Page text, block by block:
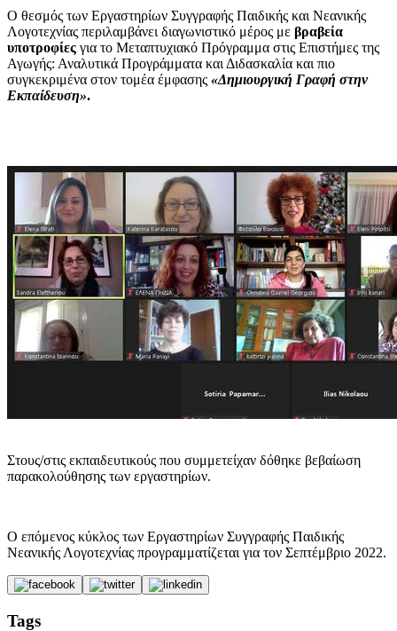
Ο θεσμός των Εργαστηρίων Συγγραφής Παιδικής και Νεανικής
Λογοτεχνίας περιλαμβάνει διαγωνιστικό μέρος με βραβεία
υποτροφίες για το Μεταπτυχιακό Πρόγραμμα στις Επιστήμες της
Αγωγής: Αναλυτικά Προγράμματα και Διδασκαλία και πιο
συγκεκριμένα στον τομέα έμφασης «Δημιουργική Γραφή στην
Εκπαίδευση».
Στους/στις εκπαιδευτικούς που συμμετείχαν δόθηκε βεβαίωση
παρακολούθησης των εργαστηρίων.
Ο επόμενος κύκλος των Εργαστηρίων Συγγραφής Παιδικής
Νεανικής Λογοτεχνίας προγραμματίζεται για τον Σεπτέμβριο 2022.
Tags